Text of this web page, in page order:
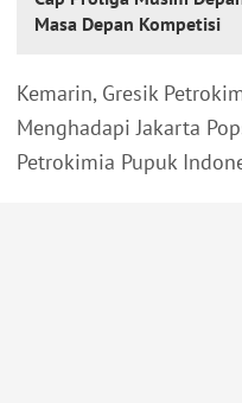
Masa Depan Kompetisi
Kemarin, Gresik
Menghadapi Jakarta
Petrokimia Pupuk